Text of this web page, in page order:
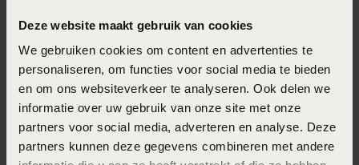
Deze website maakt gebruik van cookies
We gebruiken cookies om content en advertenties te
personaliseren, om functies voor social media te bieden
en om ons websiteverkeer te analyseren. Ook delen we
informatie over uw gebruik van onze site met onze
partners voor social media, adverteren en analyse. Deze
partners kunnen deze gegevens combineren met andere
8714322816332
Wasinstructie
Wasvoorschrift: wassen op 40°C / 60°C (donkere kleuren)
60°C (lichte kleuren) of 90°C (wit)
Materiaal